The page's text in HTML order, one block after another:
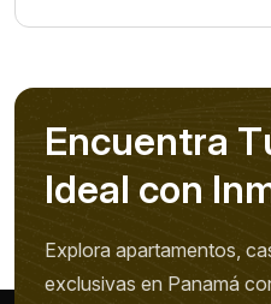
Encuentra T
Ideal con In
Explora apartamentos,
exclusivas en Panamá